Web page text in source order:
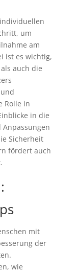
um
am
ist es wichtig,
auch die
Rolle in
in die
Sicherheit
fördert auch
mit
der
wie